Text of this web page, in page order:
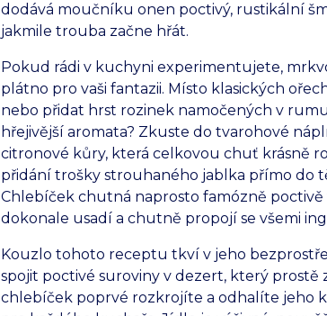
dodává moučníku onen poctivý, rustikální
jakmile trouba začne hřát.
Pokud rádi v kuchyni experimentujete,
plátno pro vaši fantazii. Místo klasických
nebo přidat hrst rozinek namočených v
hřejivější aromata? Zkuste do tvarohové
citronové kůry, která celkovou chuť krásně
přidání trošky strouhaného jablka přímo do
Chlebíček chutná naprosto famózně poctivě
dokonale usadí a chutně propojí se všemi
Kouzlo tohoto receptu tkví v jeho
spojit poctivé suroviny v dezert, který prostě
chlebíček poprvé rozkrojíte a odhalíte jeho